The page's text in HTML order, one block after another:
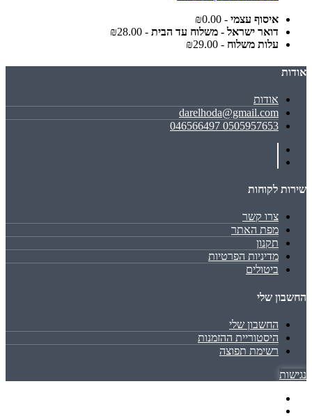
איסוף עצמי - ₪0.00
דואר ישראל - משלוח עד הבית - ₪28.00
עלות משלוח - ₪29.00
אודות
אודות
darelhoda@gmail.com
0505957653 046566497
שירות לקוחות
צרו קשר
מפת האתר
תקנון
מדיניות הפרטיות
ביטולים
החשבון שלי
החשבון שלי
היסטוריית ההזמנות
רשימת תפוצה
נגישות